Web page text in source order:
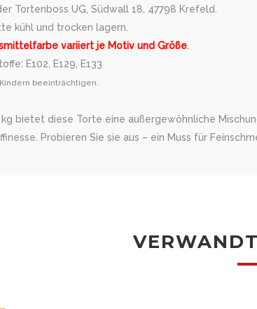
Tortenboss UG, Südwall 18, 47798 Krefeld.
kühl und trocken lagern.
variiert je Motiv und Größe.
E102, E129, E133
beeinträchtigen.
bietet diese Torte eine außergewöhnliche
Probieren Sie sie aus – ein Muss für